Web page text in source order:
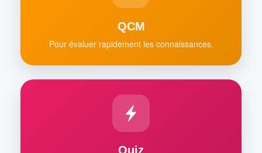
QCM
Pour évaluer rapidement les connaissances.
Quiz